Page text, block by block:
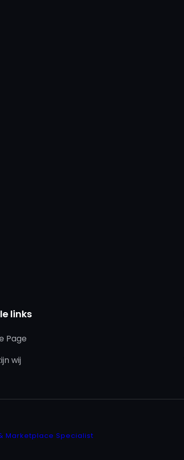
links
Page
wij
Marketplace Specialist